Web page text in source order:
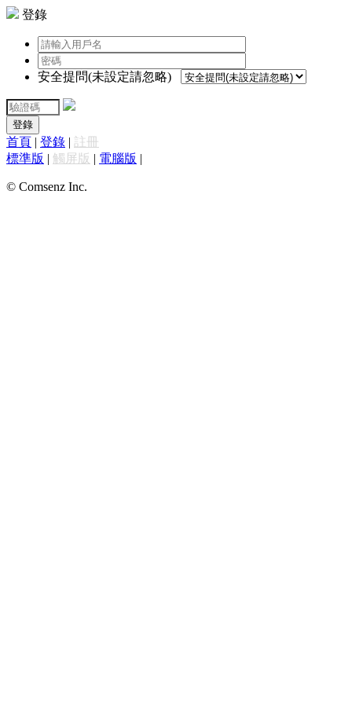
登錄
安全提問(未設定請忽略)
登錄
首頁 | 登錄 | 註冊
標準版 | 觸屏版 | 電腦版 |
© Comsenz Inc.